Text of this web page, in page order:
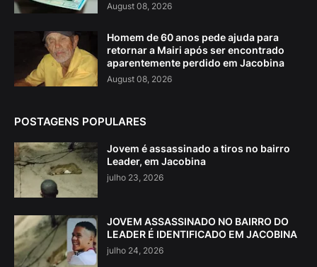
August 08, 2026
Homem de 60 anos pede ajuda para
retornar a Mairi após ser encontrado
aparentemente perdido em Jacobina
August 08, 2026
POSTAGENS POPULARES
Jovem é assassinado a tiros no bairro
Leader, em Jacobina
julho 23, 2026
JOVEM ASSASSINADO NO BAIRRO DO
LEADER É IDENTIFICADO EM JACOBINA
julho 24, 2026